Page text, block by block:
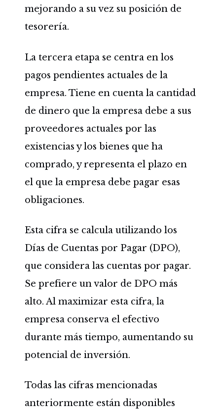
mejorando a su vez su posición de
tesorería.
La tercera etapa se centra en los
pagos pendientes actuales de la
empresa. Tiene en cuenta la cantidad
de dinero que la empresa debe a sus
proveedores actuales por las
existencias y los bienes que ha
comprado, y representa el plazo en
el que la empresa debe pagar esas
obligaciones.
Esta cifra se calcula utilizando los
Días de Cuentas por Pagar (DPO),
que considera las cuentas por pagar.
Se prefiere un valor de DPO más
alto. Al maximizar esta cifra, la
empresa conserva el efectivo
durante más tiempo, aumentando su
potencial de inversión.
Todas las cifras mencionadas
anteriormente están disponibles